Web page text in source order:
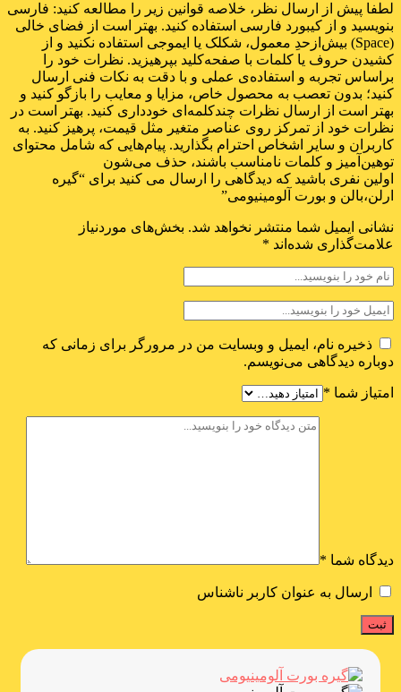
لطفا پیش از ارسال نظر، خلاصه قوانین زیر را مطالعه کنید: فارسی
بنویسید و از کیبورد فارسی استفاده کنید. بهتر است از فضای خالی
(Space) بیش‌از‌حدِ معمول، شکلک یا ایموجی استفاده نکنید و از
کشیدن حروف یا کلمات با صفحه‌کلید بپرهیزید. نظرات خود را
براساس تجربه و استفاده‌ی عملی و با دقت به نکات فنی ارسال
کنید؛ بدون تعصب به محصول خاص، مزایا و معایب را بازگو کنید و
بهتر است از ارسال نظرات چندکلمه‌‌ای خودداری کنید. بهتر است در
نظرات خود از تمرکز روی عناصر متغیر مثل قیمت، پرهیز کنید. به
کاربران و سایر اشخاص احترام بگذارید. پیام‌هایی که شامل محتوای
توهین‌آمیز و کلمات نامناسب باشند، حذف می‌شون
اولین نفری باشید که دیدگاهی را ارسال می کنید برای “گیره
ارلن،بالن و بورت آلومینیومی”
نشانی ایمیل شما منتشر نخواهد شد. بخش‌های موردنیاز
علامت‌گذاری شده‌اند *
ذخیره نام، ایمیل و وبسایت من در مرورگر برای زمانی که
دوباره دیدگاهی می‌نویسم.
امتیاز شما *
دیدگاه شما *
ارسال به عنوان کاربر ناشناس